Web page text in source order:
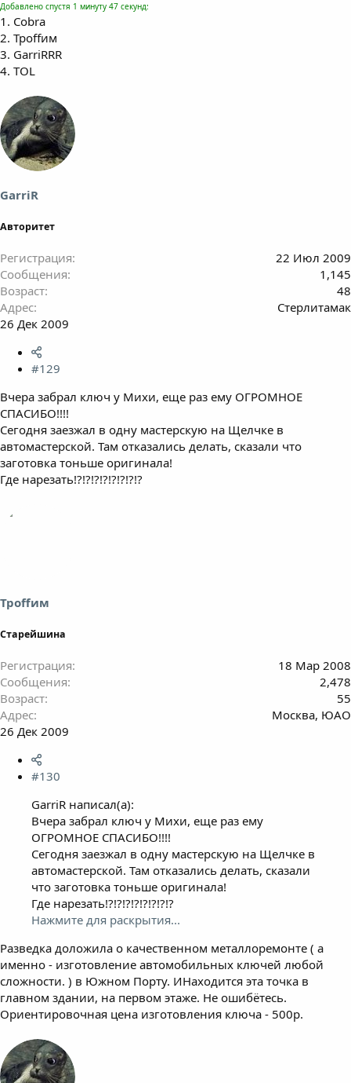
Добавлено спустя 1 минуту 47 секунд:
1. Cobra
2. Троffим
3. GarriRRR
4. ТОL
GarriR
Авторитет
Регистрация
22 Июл 2009
Сообщения
1,145
Возраст
48
Адрес
Стерлитамак
26 Дек 2009
#129
Вчера забрал ключ у Михи, еще раз ему ОГРОМНОЕ
СПАСИБО!!!!
Сегодня заезжал в одну мастерскую на Щелчке в
автомастерской. Там отказались делать, сказали что
заготовка тоньше оригинала!
Где нарезать!?!?!?!?!?!?!?!?
Троffим
Старейшина
Регистрация
18 Мар 2008
Сообщения
2,478
Возраст
55
Адрес
Москва, ЮАО
26 Дек 2009
#130
GarriR написал(а):
Вчера забрал ключ у Михи, еще раз ему
ОГРОМНОЕ СПАСИБО!!!!
Сегодня заезжал в одну мастерскую на Щелчке в
автомастерской. Там отказались делать, сказали
что заготовка тоньше оригинала!
Где нарезать!?!?!?!?!?!?!?!?
Нажмите для раскрытия...
Разведка доложила о качественном металлоремонте ( а
именно - изготовление автомобильных ключей любой
сложности. ) в Южном Порту. ИНаходится эта точка в
главном здании, на первом этаже. Не ошибётесь.
Ориентировочная цена изготовления ключа - 500р.